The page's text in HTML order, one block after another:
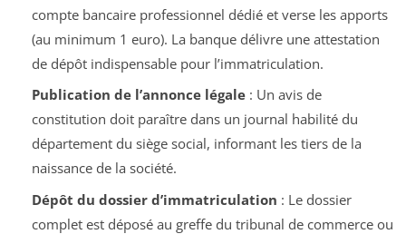
compte bancaire professionnel dédié et verse les apports
(au minimum 1 euro). La banque délivre une attestation
de dépôt indispensable pour l’immatriculation.
Publication de l’annonce légale: Un avis de
constitution doit paraître dans un journal habilité du
département du siège social, informant les tiers de la
naissance de la société.
Dépôt du dossier d’immatriculation : Le dossier
complet est déposé au greffe du tribunal de commerce ou